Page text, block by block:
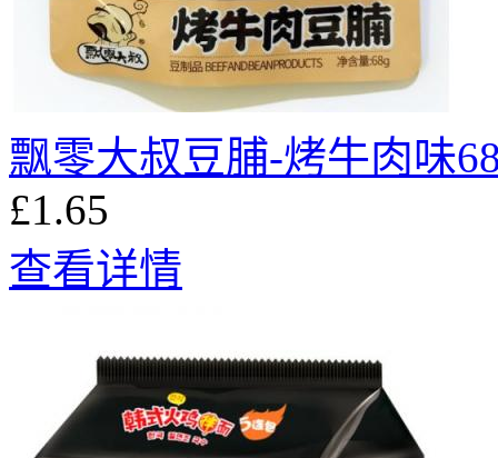
飘零大叔豆脯-烤牛肉味
£1.65
查看详情